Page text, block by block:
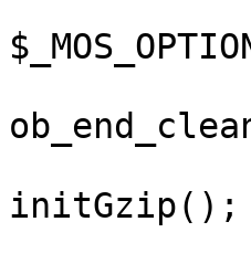
initGzip();